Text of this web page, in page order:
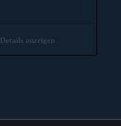
Details anzeigen